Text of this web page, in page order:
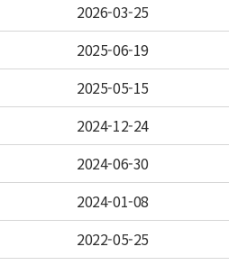
2026-03-25
2025-06-19
2025-05-15
2024-12-24
2024-06-30
2024-01-08
2022-05-25